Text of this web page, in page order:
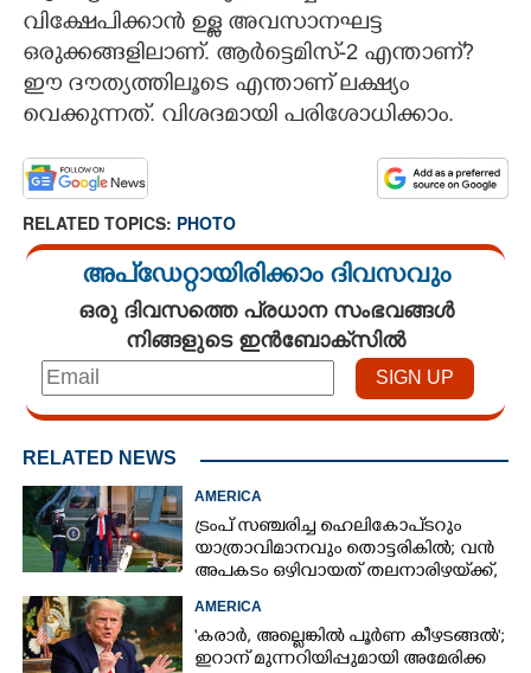
ZOOM
വിക്ഷേപിക്കാൻ ഉള്ള അവസാനഘട്ട
ഒരുക്കങ്ങളിലാണ്. ആർട്ടെമിസ്-2 എന്താണ്?
ഈ ദൗത്യത്തിലൂടെ എന്താണ് ലക്ഷ്യം
വെക്കുന്നത്. വിശദമായി പരിശോധിക്കാം.
RELATED TOPICS: PHOTO
അപ്ഡേറ്റായിരിക്കാം ദിവസവും
ഒരു ദിവസത്തെ പ്രധാന സംഭവങ്ങൾ
നിങ്ങളുടെ ഇൻബോക്സിൽ
RELATED NEWS
AMERICA
ട്രംപ് സഞ്ചരിച്ച ഹെലികോപ്‌ടറും
യാത്രാവിമാനവും തൊട്ടരികിൽ; വൻ
അപകടം ഒഴിവായത് തലനാരിഴയ്‌ക്ക്,
AMERICA
'കരാർ, അല്ലെങ്കിൽ പൂർണ കീഴടങ്ങൽ';
ഇറാന് മുന്നറിയിപ്പുമായി അമേരിക്ക